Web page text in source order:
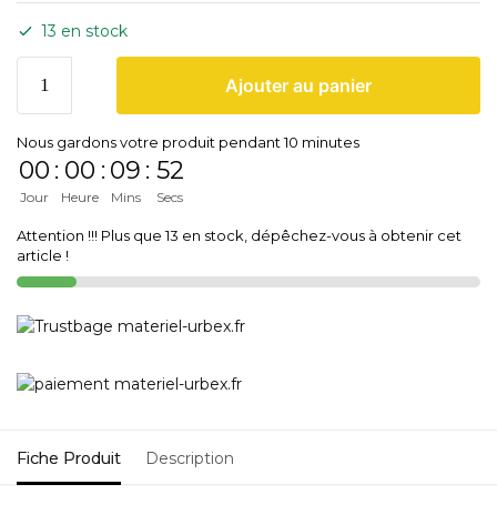
13 en stock
Ajouter au panier
Nous gardons votre produit pendant 10 minutes
00
Jour
: 00
Heure
: 09
Mins
: 52
Secs
Attention !!! Plus que 13 en stock, dépêchez-vous à obtenir cet
article !
Fiche Produit Description